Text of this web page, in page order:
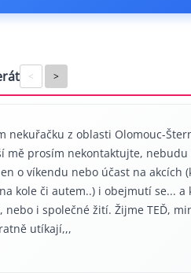
< >
nekuřačku z oblasti Olomouc-
mě prosím nekontaktujte,
o víkendu nebo účast na akcích
kole či autem..) i obejmutí se...
nebo i společné žití. Žijme TEĎ,
utíkají,,,